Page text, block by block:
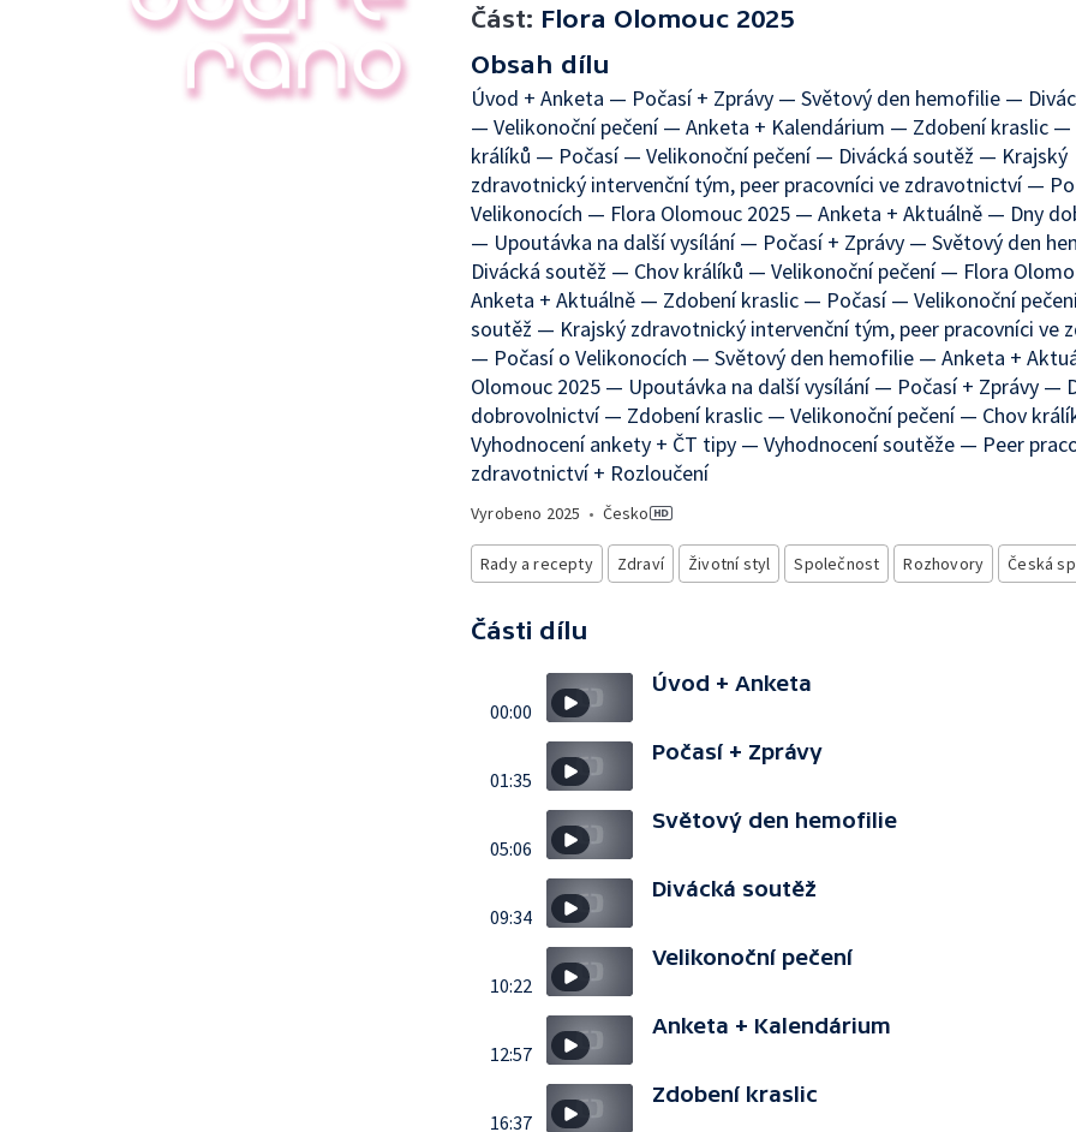
Část: Flora Olomouc 2025
Obsah dílu
Úvod + Anketa — Počasí + Zprávy — Světový den hemofilie —
— Velikonoční pečení — Anketa + Kalendárium — Zdobení kraslic —
králíků — Počasí — Velikonoční pečení — Divácká soutěž — Krajský
zdravotnický intervenční tým, peer pracovníci ve zdravotnictví —
Velikonocích — Flora Olomouc 2025 — Anketa + Aktuálně — Dny
— Upoutávka na další vysílání — Počasí + Zprávy — Světový den
Divácká soutěž — Chov králíků — Velikonoční pečení — Flora
Anketa + Aktuálně — Zdobení kraslic — Počasí — Velikonoční
soutěž — Krajský zdravotnický intervenční tým, peer pracovníci ve
— Počasí o Velikonocích — Světový den hemofilie — Anketa +
Olomouc 2025 — Upoutávka na další vysílání — Počasí + Zprávy —
dobrovolnictví — Zdobení kraslic — Velikonoční pečení — Chov
Vyhodnocení ankety + ČT tipy — Vyhodnocení soutěže — Peer
zdravotnictví + Rozloučení
Vyrobeno 2025 • Česko
Rady a recepty Zdraví Životní styl Společnost Rozhovory Česká
Části dílu
00:00
Úvod + Anketa
01:35
Počasí + Zprávy
05:06
Světový den hemofilie
09:34
Divácká soutěž
10:22
Velikonoční pečení
12:57
Anketa + Kalendárium
16:37
Zdobení kraslic